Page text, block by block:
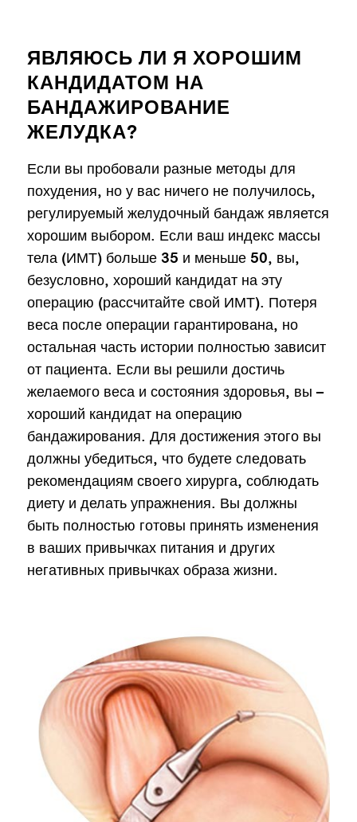
ЯВЛЯЮСЬ ЛИ Я ХОРОШИМ
КАНДИДАТОМ НА
БАНДАЖИРОВАНИЕ
ЖЕЛУДКА?
Если вы пробовали разные методы для
похудения, но у вас ничего не получилось,
регулируемый желудочный бандаж является
хорошим выбором. Если ваш индекс массы
тела (ИМТ) больше 35 и меньше 50, вы,
безусловно, хороший кандидат на эту
операцию (рассчитайте свой ИМТ). Потеря
веса после операции гарантирована, но
остальная часть истории полностью зависит
от пациента. Если вы решили достичь
желаемого веса и состояния здоровья, вы –
хороший кандидат на операцию
бандажирования. Для достижения этого вы
должны убедиться, что будете следовать
рекомендациям своего хирурга, соблюдать
диету и делать упражнения. Вы должны
быть полностью готовы принять изменения
в ваших привычках питания и других
негативных привычках образа жизни.